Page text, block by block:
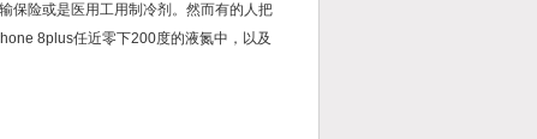
保险或是医用工用制冷剂。然而有的人把
8plus任近零下200度的液氮中，以及